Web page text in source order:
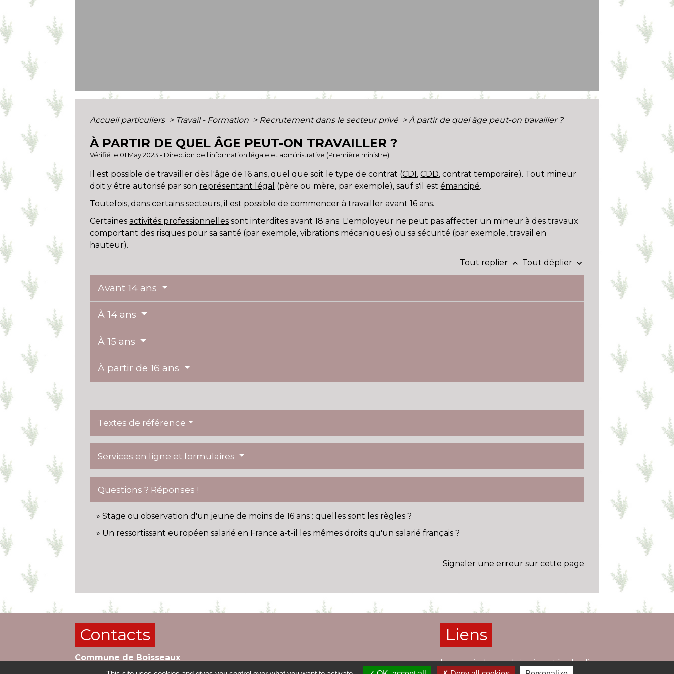
Accueil particuliers > Travail - Formation > Recrutement dans le secteur privé > À partir de quel âge peut-on travailler ?
À PARTIR DE QUEL ÂGE PEUT-ON TRAVAILLER ?
Vérifié le 01 May 2023 - Direction de l'information légale et administrative (Première ministre)
Il est possible de travailler dès l'âge de 16 ans, quel que soit le type de contrat (CDI,CDD, contrat temporaire). Tout mineur
doit y être autorisé par son représentant légal (père ou mère, par exemple), sauf s'il estémancipé.
Toutefois, dans certains secteurs, il est possible de commencer à travailler avant 16 ans.
Certainesactivités professionnelles sont interdites avant 18 ans. L'employeur ne peut pas affecter un mineur à des travaux
comportant des risques pour sa santé (par exemple, vibrations mécaniques) ou sa sécurité (par exemple, travail en
hauteur).
Tout replier keyboard_arrow_up Tout déplier keyboard_arrow_down
Avant 14 ans
À 14 ans
À 15 ans
À partir de 16 ans
Textes de référence
Services en ligne et formulaires
Questions ? Réponses !
Stage ou observation d'un jeune de moins de 16 ans : quelles sont les règles ?
Un ressortissant européen salarié en France a-t-il les mêmes droits qu'un salarié français ?
Signaler une erreur sur cette page
Contacts
Commune de Boisseaux
18 rue des écoles
Liens
Le permis de conduire à portée de clic